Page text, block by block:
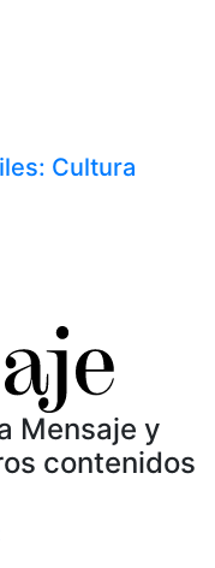
Cultura
Mensaje y
contenidos